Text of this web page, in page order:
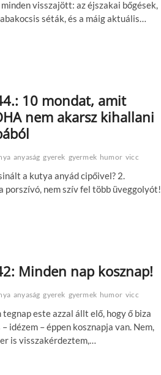
visszajött: az éjszakai bőgések,
séták, és a máig aktuális…
10 mondat, amit
nem akarsz kihallani
anyaság gyerek gyermek humor vicc
a kutya anyád cipőivel? 2.
porszívó, nem szív fel több üveggolyót!
Minden nap kosznap!
anyaság gyerek gyermek humor vicc
este azzal állt elő, hogy ő biza
idézem – éppen kosznapja van. Nem,
is visszakérdeztem,…